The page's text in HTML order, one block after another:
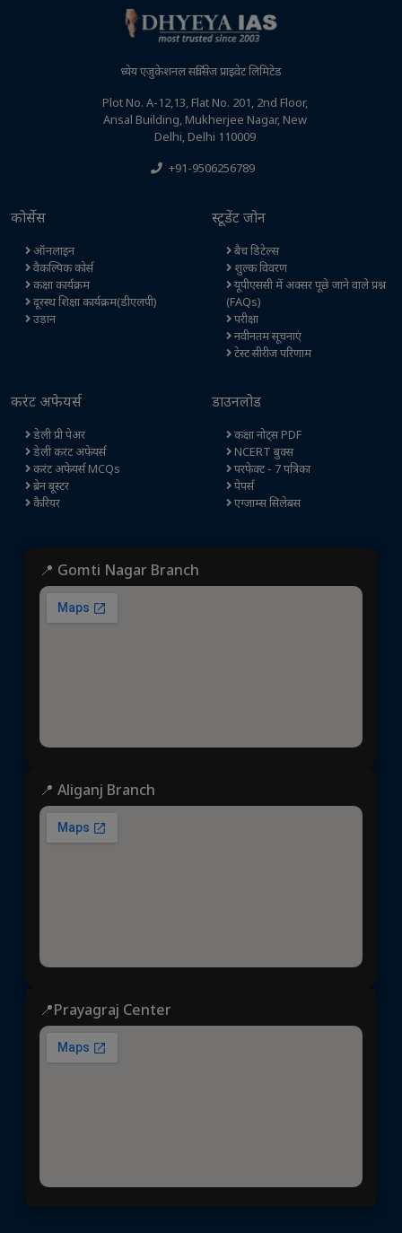
ध्येय एजुकेशनल सर्विसेज प्राइवेट लिमिटेड
Plot No. A-12,13, Flat No. 201, 2nd Floor,
Ansal Building, Mukherjee Nagar, New
Delhi, Delhi 110009
+91-9506256789
कोर्सेस
ऑनलाइन
वैकल्पिक कोर्स
कक्षा कार्यक्रम
दूरस्थ शिक्षा कार्यक्रम(डीएलपी)
उड़ान
स्टूडेंट जोन
बैच डिटेल्स
शुल्क विवरण
यूपीएससी में अक्सर पूछे जाने वाले प्रश्न
(FAQs)
परीक्षा
नवीनतम सूचनाएं
टेस्ट सीरीज परिणाम
करंट अफेयर्स
डेली प्री पेअर
डेली करंट अफेयर्स
करंट अफेयर्स MCQs
ब्रेन बूस्टर
कैरियर
डाउनलोड
कक्षा नोट्स PDF
NCERT बुक्स
परफेक्ट - 7 पत्रिका
पेपर्स
एग्जाम्स सिलेबस
📍 Gomti Nagar Branch
📍 Aliganj Branch
📍Prayagraj Center